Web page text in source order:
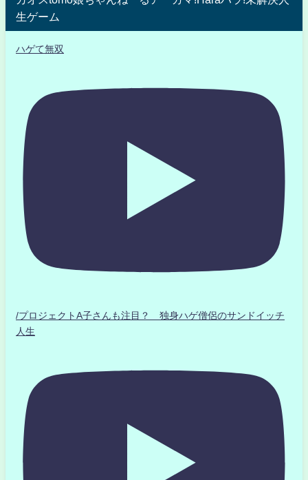
生ゲーム
ハゲて無双
/プロジェクトA子さんも注目？ 独身ハゲ僧侶のサンドイッチ
人生